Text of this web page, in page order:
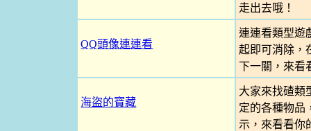
走出去哦！
QQ頭像連連看
連連看類型遊
起即可消除，
下一關，來看
海盜的寶藏
大家來找碴類
定的各種物品
示，來看看你